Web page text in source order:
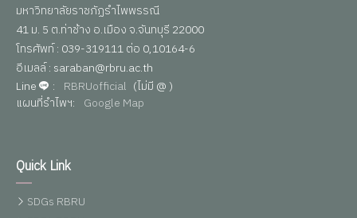
มหาวิทยาลัยราชภัฏรำไพพรรณี
41 ม. 5 ต.ท่าช้าง อ.เมือง จ.จันทบุรี 22000
โทรศัพท์ : 039-319111 ต่อ 0,10164-6
อีเมลล์ : saraban@rbru.ac.th
Line
: RBRUofficial (ไม่มี @ )
แผนที่รำไพฯ: Google Map
Quick Link
SDGs RBRU